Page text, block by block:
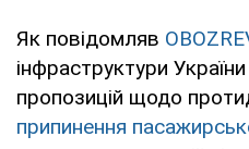
Як повідомляв
інфраструктури
пропозицій щодо
припинення